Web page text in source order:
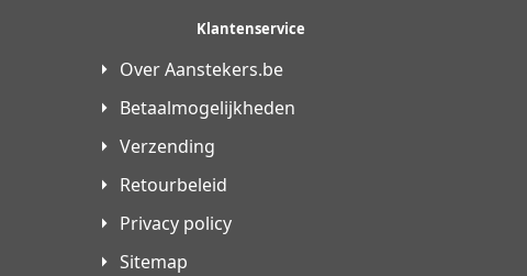
Klantenservice
Over Aanstekers.be
Betaalmogelijkheden
Verzending
Retourbeleid
Privacy policy
Sitemap